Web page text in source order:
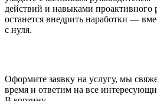
действий и навыками проактивного
останется внедрить наработки —
с нуля.
Оформите заявку на услугу, мы
время и ответим на все